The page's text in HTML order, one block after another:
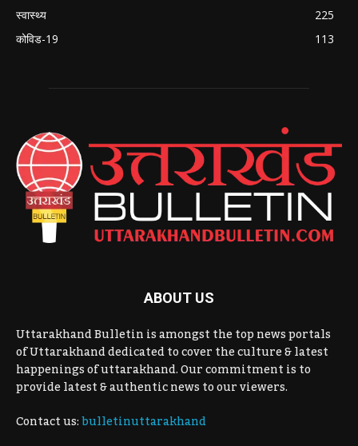
स्वास्थ्य
225
कोविड-19
113
ABOUT US
Uttarakhand Bulletin is amongst the top news portals
of Uttarakhand dedicated to cover the culture & latest
happenings of uttarakhand. Our commitment is to
provide latest & authentic news to our viewers.
Contact us:bulletinuttarakhand